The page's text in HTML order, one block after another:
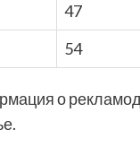
47
54
о